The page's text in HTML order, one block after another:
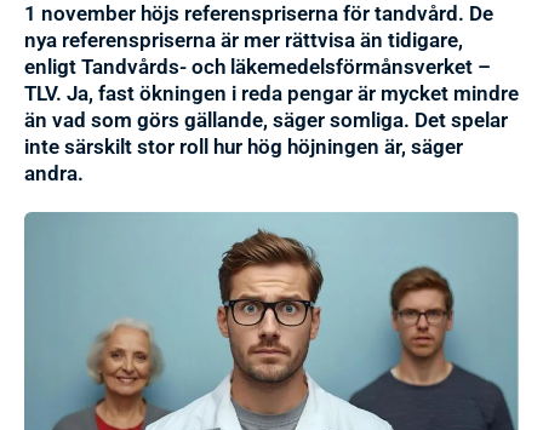
1 november höjs referenspriserna för tandvård. De
nya referenspriserna är mer rättvisa än tidigare,
enligt Tandvårds- och läkemedelsförmånsverket –
TLV. Ja, fast ökningen i reda pengar är mycket mindre
än vad som görs gällande, säger somliga. Det spelar
inte särskilt stor roll hur hög höjningen är, säger
andra.